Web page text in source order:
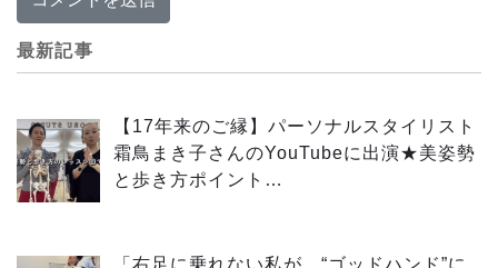
最新記事
【17年来のご縁】パーソナルスタイリスト
霜鳥まき子さんのYouTubeに出演★美姿勢
と歩き方ポイント…
「右足に乗れない私が、“ゴッドハンド”に